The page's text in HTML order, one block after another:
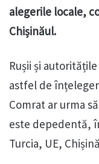
alegerile locale,
Chișinăul.
Rușii și
astfel de
Comrat ar urma
este depedentă,
Turcia, UE,